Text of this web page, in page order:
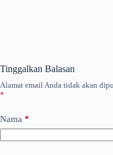
Tinggalkan Balasan
Alamat email Anda tidak akan
*
Nama *